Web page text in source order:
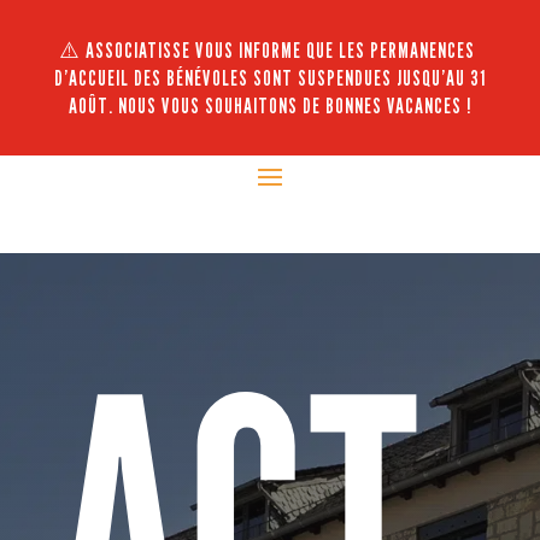
⚠️ ASSOCIATISSE VOUS INFORME QUE LES PERMANENCES
D’ACCUEIL DES BÉNÉVOLES SONT SUSPENDUES JUSQU’AU 31
AOÛT. NOUS VOUS SOUHAITONS DE BONNES VACANCES !